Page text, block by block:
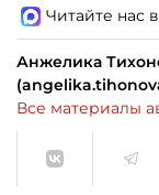
Читайте нас
Анжелика
Все материалы